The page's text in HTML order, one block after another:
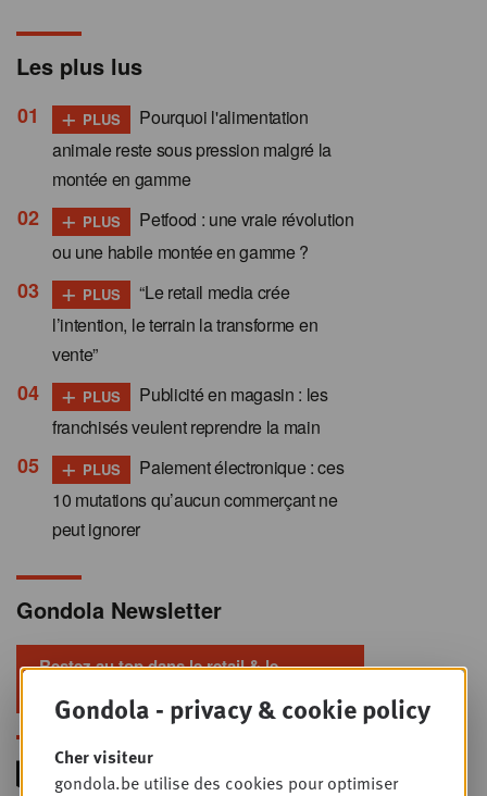
Les plus lus
+ PLUS
Pourquoi l'alimentation
animale reste sous pression malgré la
montée en gamme
+ PLUS
Petfood : une vraie révolution
ou une habile montée en gamme ?
+ PLUS
“Le retail media crée
l’intention, le terrain la transforme en
vente”
+ PLUS
Publicité en magasin : les
franchisés veulent reprendre la main
+ PLUS
Paiement électronique : ces
10 mutations qu’aucun commerçant ne
peut ignorer
Gondola Newsletter
Restez au top dans le retail & le
Gondola - privacy & cookie policy
Cher visiteur
gondola.be utilise des cookies pour optimiser